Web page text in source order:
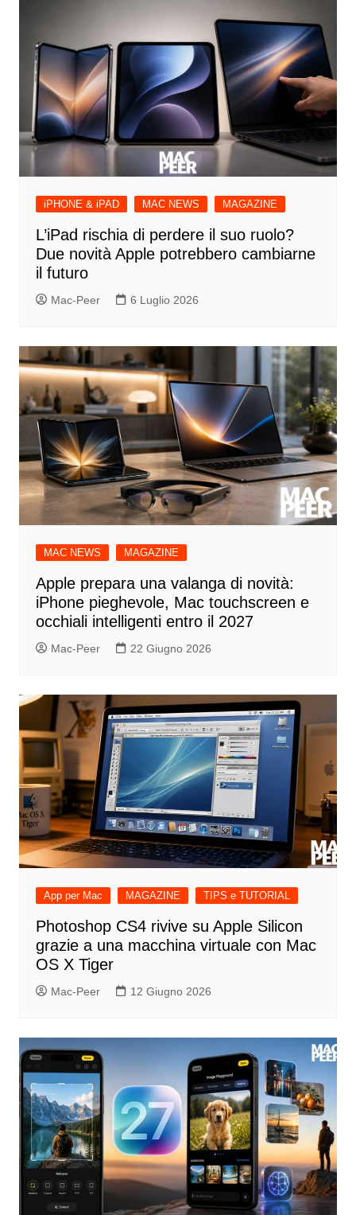
iPHONE & iPAD MAC NEWS MAGAZINE
L’iPad rischia di perdere il suo ruolo?
Due novità Apple potrebbero cambiarne
il futuro
Mac-Peer 6 Luglio 2026
MAC NEWS MAGAZINE
Apple prepara una valanga di novità:
iPhone pieghevole, Mac touchscreen e
occhiali intelligenti entro il 2027
Mac-Peer 22 Giugno 2026
App per Mac MAGAZINE TIPS e TUTORIAL
Photoshop CS4 rivive su Apple Silicon
grazie a una macchina virtuale con Mac
OS X Tiger
Mac-Peer 12 Giugno 2026